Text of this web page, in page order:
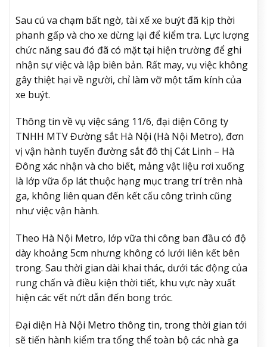
Sau cú va chạm bất ngờ, tài xế xe buýt đã kịp thời
phanh gấp và cho xe dừng lại để kiểm tra. Lực lượng
chức năng sau đó đã có mặt tại hiện trường để ghi
nhận sự việc và lập biên bản. Rất may, vụ việc không
gây thiệt hại về người, chỉ làm vỡ một tấm kính của
xe buýt.
Thông tin về vụ việc sáng 11/6, đại diện Công ty
TNHH MTV Đường sắt Hà Nội (Hà Nội Metro), đơn
vị vận hành tuyến đường sắt đô thị Cát Linh – Hà
Đông xác nhận và cho biết, mảng vật liệu rơi xuống
là lớp vữa ốp lát thuộc hạng mục trang trí trên nhà
ga, không liên quan đến kết cấu công trình cũng
như việc vận hành.
Theo Hà Nội Metro, lớp vữa thi công ban đầu có độ
dày khoảng 5cm nhưng không có lưới liên kết bên
trong. Sau thời gian dài khai thác, dưới tác động của
rung chấn và điều kiện thời tiết, khu vực này xuất
hiện các vết nứt dẫn đến bong tróc.
Đại diện Hà Nội Metro thông tin, trong thời gian tới
sẽ tiến hành kiểm tra tổng thể toàn bộ các nhà ga